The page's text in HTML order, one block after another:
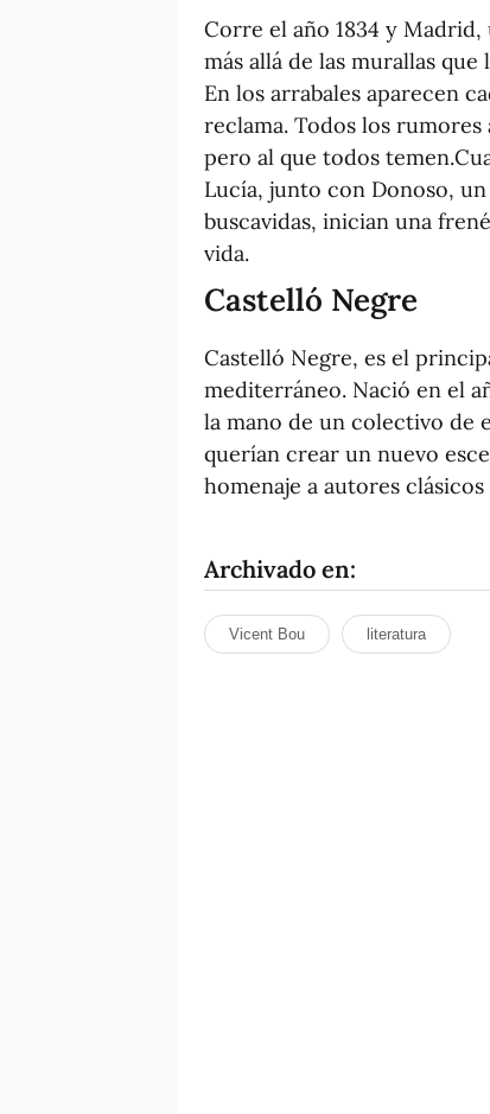
Corre el año 1834 y
más allá de las murallas
En los arrabales aparecen
reclama. Todos los rumores
pero al que todos
Lucía, junto con Donoso,
buscavidas, inician una
vida.
Castelló Negre
Castelló Negre, es el
mediterráneo. Nació en el
la mano de un colectivo de
querían crear un nuevo
homenaje a autores
Archivado en:
Vicent Bou literatura